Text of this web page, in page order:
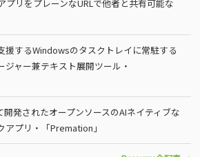
プリをプレーンなURLで他者と共有可能な
援するWindowsのタスクトレイに常駐する
ャー兼テキスト展開ツール・
発されたオープンソースのAIネイティブな
プリ・「Premation」